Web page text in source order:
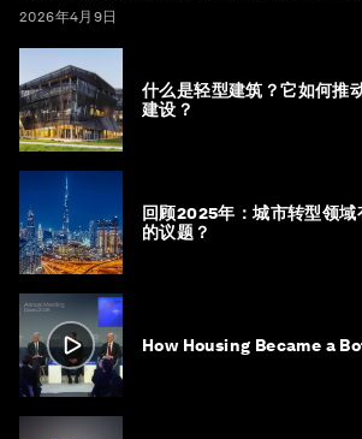
2026年4月9日
什么是轻型建筑？它如何推
建设？
回顾2025年：城市转型领域
的议题？
How Housing Became a